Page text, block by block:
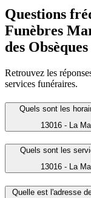
Questions
Funèbres
des
Retrouvez les
services funéraires.
Quels sont les
13016 - La
Quels sont les
13016 - La
Quelle est l'adresse